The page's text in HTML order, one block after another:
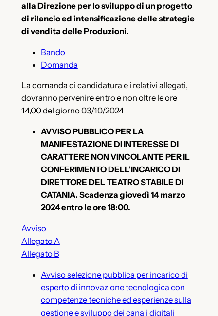
alla Direzione per lo sviluppo di un progetto
di rilancio ed intensificazione delle strategie
di vendita delle Produzioni.
Bando
Domanda
La domanda di candidatura e i relativi allegati,
dovranno pervenire entro e non oltre le ore
14,00 del giorno 03/10/2024
AVVISO PUBBLICO PER LA
MANIFESTAZIONE DI INTERESSE DI
CARATTERE NON VINCOLANTE PER IL
CONFERIMENTO DELL’INCARICO DI
DIRETTORE DEL TEATRO STABILE DI
CATANIA. Scadenza giovedì 14 marzo
2024 entro le ore 18:00.
Avviso
Allegato A
Allegato B
Avviso selezione pubblica per incarico di
esperto di innovazione tecnologica con
competenze tecniche ed esperienze sulla
gestione e sviluppo dei canali digitali